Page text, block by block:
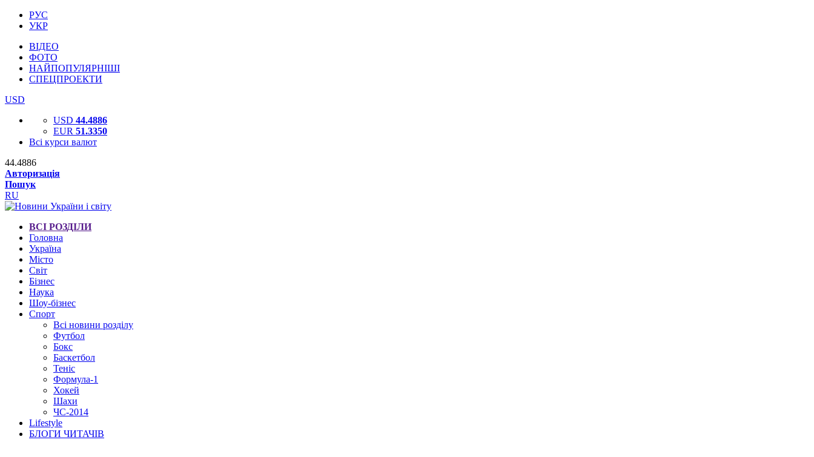
РУС
УКР
ВІДЕО
ФОТО
НАЙПОПУЛЯРНІШІ
СПЕЦПРОЕКТИ
USD
USD 44.4886
EUR 51.3350
Всі курси валют
44.4886
Авторизація
Пошук
RU
ВСІ РОЗДІЛИ
Головна
Україна
Місто
Світ
Бізнес
Наука
Шоу-бізнес
Спорт
Всі новини розділу
Футбол
Бокс
Баскетбол
Теніс
Формула-1
Хокей
Шахи
ЧС-2014
Lifestyle
БЛОГИ ЧИТАЧІВ